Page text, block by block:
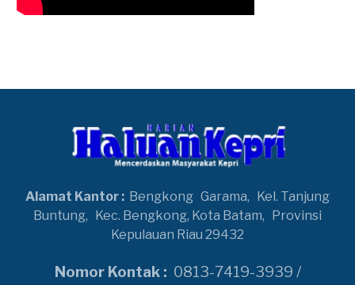
Alamat Kantor : Bengkong Garama, Kel. Tanjung
Buntung, Kec. Bengkong, Kota Batam, Provinsi
Kepulauan Riau 29432
Nomor Kontak : 0813-7419-3939 /